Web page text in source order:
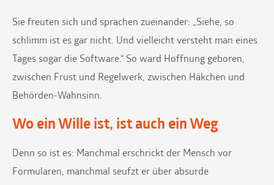
Sie freuten sich und sprachen zueinander: „Siehe, so
schlimm ist es gar nicht. Und vielleicht versteht man eines
Tages sogar die Software.“ So ward Hoffnung geboren,
zwischen Frust und Regelwerk, zwischen Häkchen und
Behörden-Wahnsinn.
Wo ein Wille ist, ist auch ein Weg
Denn so ist es: Manchmal erschrickt der Mensch vor
Formularen, manchmal seufzt er über absurde